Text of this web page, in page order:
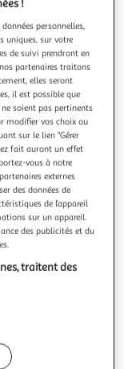
suivante
Acier
dans un format
MARSHALL
vous
un design
et une
ré
!
personnelles,
uniques, sur votre
de suivi prendront en
partenaires traitons
elles seront
il est possible que
soient pas pertinents
modifier vos choix ou
sur le lien "Gérer
fait auront un effet
vous à notre
externes
des données de
de l’appareil
sur un appareil.
des publicités et du
traitent des